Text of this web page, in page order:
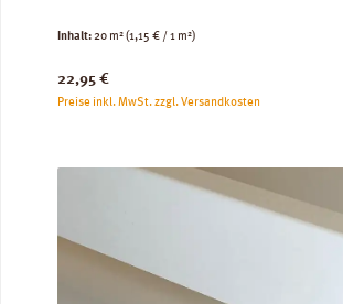
Inhalt:20 m²(1,15 € / 1 m²)
Regulärer Preis:
22,95 €
Preise inkl. MwSt. zzgl. Versandkosten